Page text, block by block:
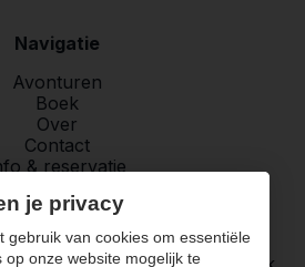
Navigatie
Avonturen
Boek
Over
Contact
& reservatie
je privacy
gebruik van cookies om essentiële
op onze website mogelijk te